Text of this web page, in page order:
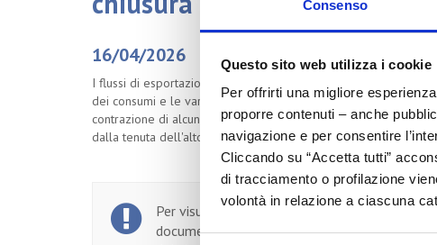
Consenso
Questo sito web utilizza i cookie
Per offrirti una migliore
proporre contenuti – anche
navigazione e per consentire
Cliccando su “Accetta tutti”
di tracciamento o profilazione
volontà in relazione a ciascuna
16/04/2026
I flussi di esportazione si confermano il driver trainante per il
dei consumi e le variabili geopolitiche impongono continue
contrazione di alcuni segmenti primari (cura pelle e capelli) su
dalla tenuta dell'alto di gamma (fragranze) e dalla ripresa del
Per visualizzare il testo completo del
documento, devi essere un utente registrato